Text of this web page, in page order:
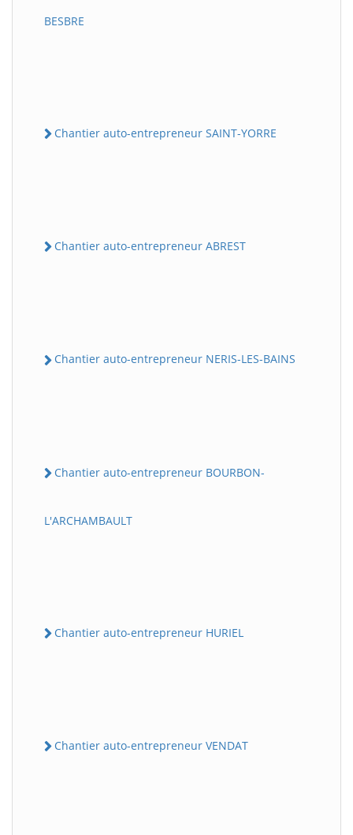
BESBRE
Chantier auto-entrepreneur SAINT-YORRE
Chantier auto-entrepreneur ABREST
Chantier auto-entrepreneur NERIS-LES-BAINS
Chantier auto-entrepreneur BOURBON-
L'ARCHAMBAULT
Chantier auto-entrepreneur HURIEL
Chantier auto-entrepreneur VENDAT